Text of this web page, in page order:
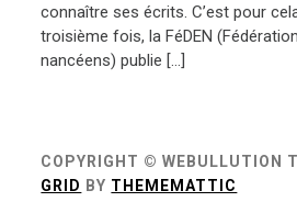
connaître ses écrits. C’est pour
troisième fois, la FéDEN
nancéens) publie […]
COPYRIGHT © WEBULLUTION
GRID BY THEMEMATTIC